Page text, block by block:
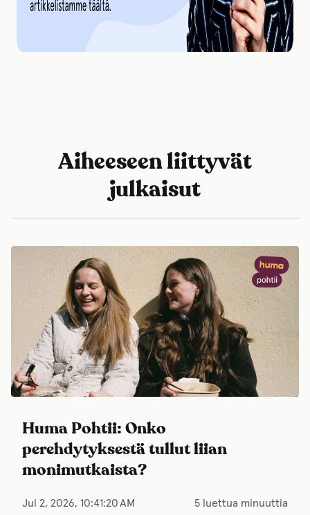
Aiheeseen liittyvät
julkaisut
Huma Pohtii: Onko
perehdytyksestä tullut liian
monimutkaista?
Jul 2, 2026, 10:41:20 AM 5 luettua minuuttia